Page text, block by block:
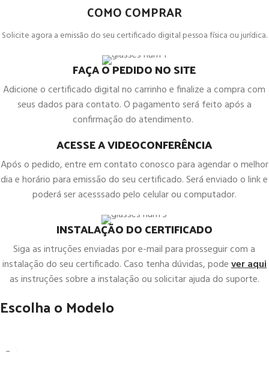
COMO COMPRAR
Solicite agora a emissão do seu certificado digital pessoa física ou jurídica.
FAÇA O PEDIDO NO SITE
Adicione o certificado digital no carrinho e finalize a compra com
seus dados para contato. O pagamento será feito após a
confirmação do atendimento.
ACESSE A VIDEOCONFERÊNCIA
Após o pedido, entre em contato conosco para agendar o melhor
dia e horário para emissão do seu certificado. Será enviado o link e
poderá ser acesssado pelo celular ou computador.
INSTALAÇÃO DO CERTIFICADO
Siga as intruções enviadas por e-mail para prosseguir com a
instalação do seu certificado. Caso tenha dúvidas, podever aqui
as instruções sobre a instalação ou solicitar ajuda do suporte.
Escolha o Modelo